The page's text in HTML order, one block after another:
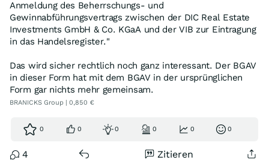
Anmeldung des Beherrschungs- und
Gewinnabführungsvertrags zwischen der DIC Real Estate
Investments GmbH & Co. KGaA und der VIB zur Eintragung
in das Handelsregister."
Das wird sicher rechtlich noch ganz interessant. Der BGAV
in dieser Form hat mit dem BGAV in der ursprünglichen
Form gar nichts mehr gemeinsam.
BRANICKS Group | 0,850 €
0 0 0 0 0 0
4 Zitieren